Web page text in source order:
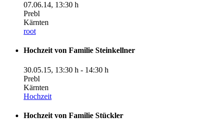
07.06.14, 13:30 h
Prebl
Kärnten
root
Hochzeit von Familie Steinkellner
30.05.15, 13:30 h - 14:30 h
Prebl
Kärnten
Hochzeit
Hochzeit von Familie Stückler